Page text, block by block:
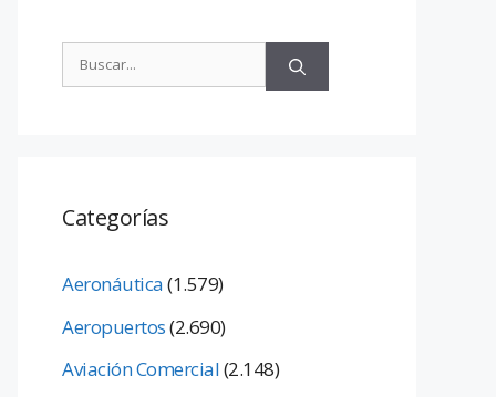
Categorías
Aeronáutica(1.579)
Aeropuertos(2.690)
Aviación Comercial(2.148)